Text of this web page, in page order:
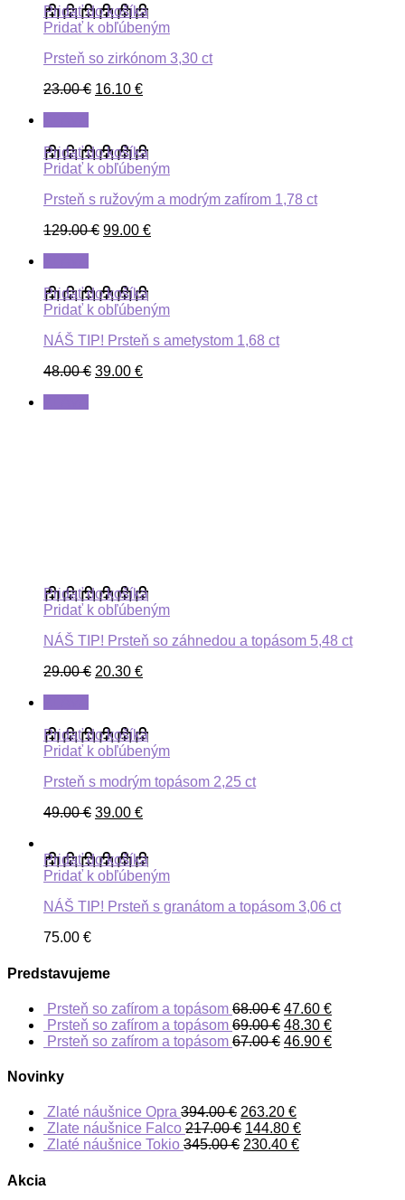
Pridať do košíka
Pridať k obľúbeným
Prsteň so zirkónom 3,30 ct
23.00€ 16.10 €
Pridať do košíka
Pridať k obľúbeným
Prsteň s ružovým a modrým zafírom 1,78 ct
129.00€ 99.00 €
Pridať do košíka
Pridať k obľúbeným
NÁŠ TIP! Prsteň s ametystom 1,68 ct
48.00€ 39.00 €
Pridať do košíka
Pridať k obľúbeným
NÁŠ TIP! Prsteň so záhnedou a topásom 5,48 ct
29.00€ 20.30 €
Pridať do košíka
Pridať k obľúbeným
Prsteň s modrým topásom 2,25 ct
49.00€ 39.00 €
Pridať do košíka
Pridať k obľúbeným
NÁŠ TIP! Prsteň s granátom a topásom 3,06 ct
75.00 €
Predstavujeme
Prsteň so zafírom a topásom 68.00€ 47.60 €
Prsteň so zafírom a topásom 69.00€ 48.30 €
Prsteň so zafírom a topásom 67.00€ 46.90 €
Novinky
Zlaté náušnice Opra 394.00€ 263.20 €
Zlate náušnice Falco 217.00€ 144.80 €
Zlaté náušnice Tokio 345.00€ 230.40 €
Akcia